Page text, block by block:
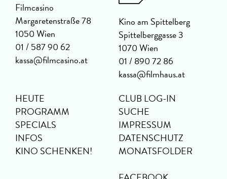
Filmcasino
Margaretenstraße 78
1050 Wien
01 / 587 90 62
kassa@filmcasino.at
Kino am Spittelberg
Spittelberggasse 3
1070 Wien
01 / 890 72 86
kassa@filmhaus.at
HEUTE
PROGRAMM
SPECIALS
INFOS
KINO SCHENKEN!
CLUB LOG-IN
SUCHE
IMPRESSUM
DATENSCHUTZ
MONATSFOLDER